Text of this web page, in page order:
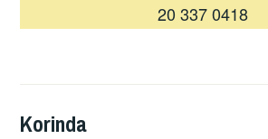
20 337 0418
Korinda